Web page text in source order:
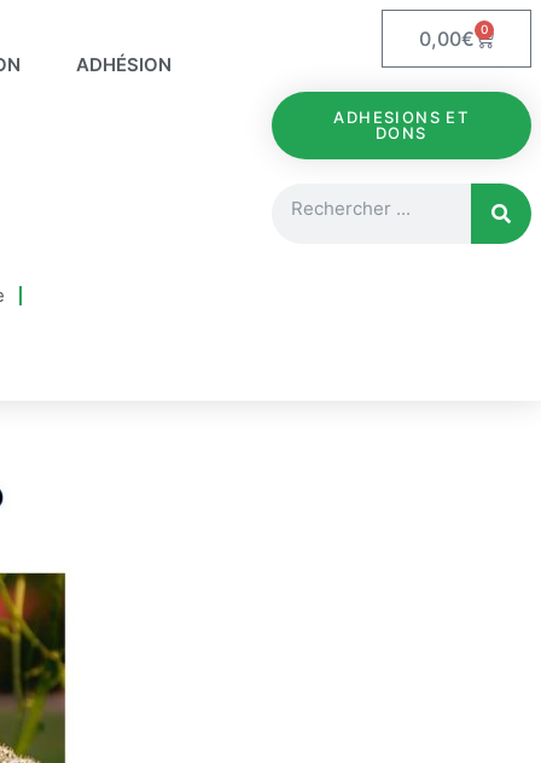
ADHÉSION
0,00€ 0
ADHESIONS ET
DONS